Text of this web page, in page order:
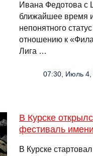
Ивана Федотова с
ближайшее время
непонятного
отношению к
Лига …
07:30, Июль 4,
В Курске
фестиваль
В Курске